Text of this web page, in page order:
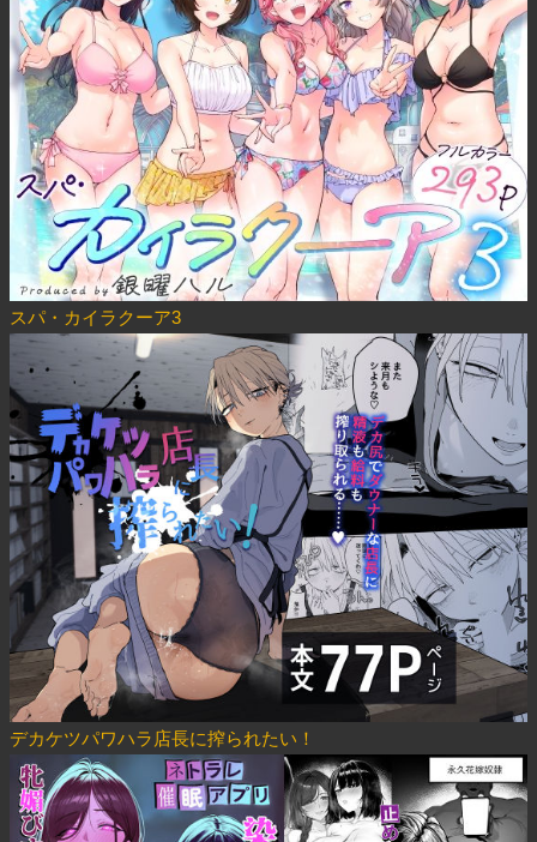
スパ・カイラクーア3
デカケツパワハラ店長に搾られたい！